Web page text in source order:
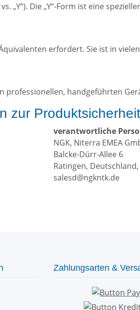
„Y“). Die „Y“-Form ist eine
erfordert. Sie ist in
professionellen, handgeführten
zur Produktsicherheit
verantwortliche
NGK, Niterra EMEA
Balcke-Dürr-Allee 6
Ratingen, Deutschland,
salesd@ngkntk.de
Zahlungsarten &